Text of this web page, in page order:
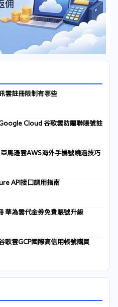
雲註冊限制有哪些
Cloud 谷歌雲防關聯賬號註
馬遜雲AWS海外手機號繞過技巧
API接口調用指南
華為雲代金券免費賬號升級
歌雲GCP國際高信用帳號購買